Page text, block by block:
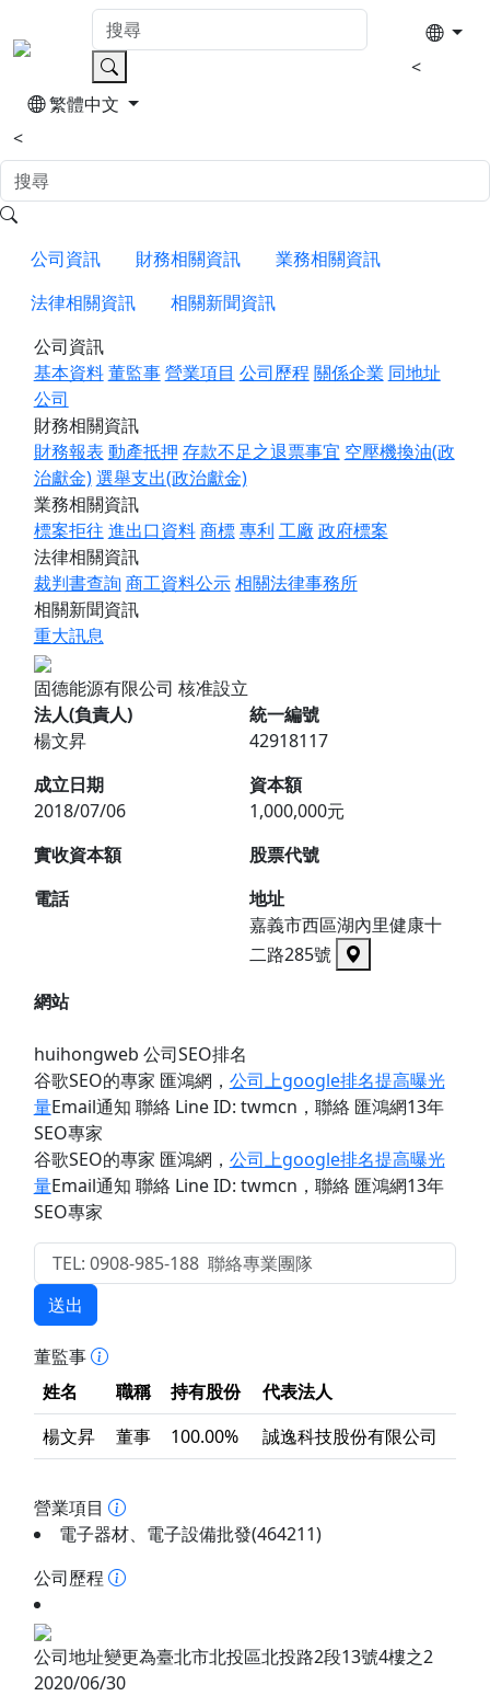
<
繁體中文
<
公司資訊 財務相關資訊
業務相關資訊
法律相關資訊
相關新聞資訊
公司資訊
基本資料董監事營業項目 公司歷程 關係企業 同地址
公司
財務相關資訊
財務報表 動產抵押 存款不足之退票事宜 空壓機換油(政
治獻金)選舉支出(政治獻金)
業務相關資訊
標案拒往 進出口資料商標專利 工廠 政府標案
法律相關資訊
裁判書查詢 商工資料公示相關法律事務所
相關新聞資訊
重大訊息
固德能源有限公司 核准設立
法人(負責人)
楊文昇
統一編號
42918117
成立日期
2018/07/06
資本額
1,000,000元
實收資本額
股票代號
電話
地址
嘉義市西區湖內里健康十
二路285號
網站
huihongweb 公司SEO排名
谷歌SEO的專家 匯鴻網 ， 公司上google排名提高曝光
量Email通知 聯絡 Line ID: twmcn ，聯絡 匯鴻網13年
SEO專家
谷歌SEO的專家 匯鴻網 ， 公司上google排名提高曝光
量Email通知 聯絡 Line ID: twmcn ，聯絡 匯鴻網13年
SEO專家
送出
董監事
姓名
職稱 持有股份
代表法人
楊文昇
董事 100.00% 誠逸科技股份有限公司
營業項目
電子器材、電子設備批發(464211)
公司歷程
公司地址變更為臺北市北投區北投路2段13號4樓之2
2020/06/30